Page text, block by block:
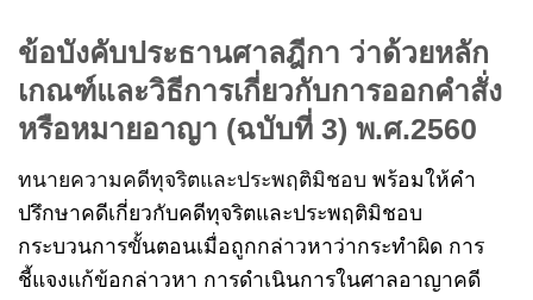
ข้อบังคับประธานศาลฎีกา ว่าด้วยหลัก
เกณฑ์และวิธีการเกี่ยวกับการออกคำสั่ง
หรือหมายอาญา (ฉบับที่ 3) พ.ศ.2560
ทนายความคดีทุจริตและประพฤติมิชอบ พร้อมให้คำ
ปรึกษาคดีเกี่ยวกับคดีทุจริตและประพฤติมิชอบ
กระบวนการขั้นตอนเมื่อถูกกล่าวหาว่ากระทำผิด การ
ชี้แจงแก้ข้อกล่าวหา การดำเนินการในศาลอาญาคดี